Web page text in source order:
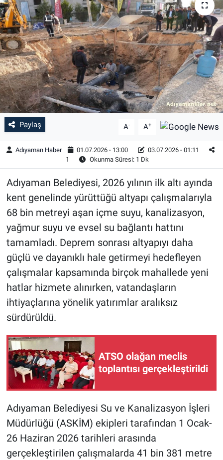
Paylaş A- A+
Adıyaman Haber 01.07.2026 - 13:00
03.07.2026 - 01:11
1
Okunma Süresi: 1 Dk
Adıyaman Belediyesi, 2026 yılının ilk altı ayında
kent genelinde yürüttüğü altyapı çalışmalarıyla
68 bin metreyi aşan içme suyu, kanalizasyon,
yağmur suyu ve evsel su bağlantı hattını
tamamladı. Deprem sonrası altyapıyı daha
güçlü ve dayanıklı hale getirmeyi hedefleyen
çalışmalar kapsamında birçok mahallede yeni
hatlar hizmete alınırken, vatandaşların
ihtiyaçlarına yönelik yatırımlar aralıksız
sürdürüldü.
ATSO olağan meclis
toplantısı gerçekleştirildi
Adıyaman Belediyesi Su ve Kanalizasyon İşleri
Müdürlüğü (ASKİM) ekipleri tarafından 1 Ocak-
26 Haziran 2026 tarihleri arasında
gerçekleştirilen çalışmalarda 41 bin 381 metre
Özel Haber
Kültür Sanat
Eğitim
Ekonomi
Yaşam
BİLİM VE TEKNOLOJİ
Şambayat Haber